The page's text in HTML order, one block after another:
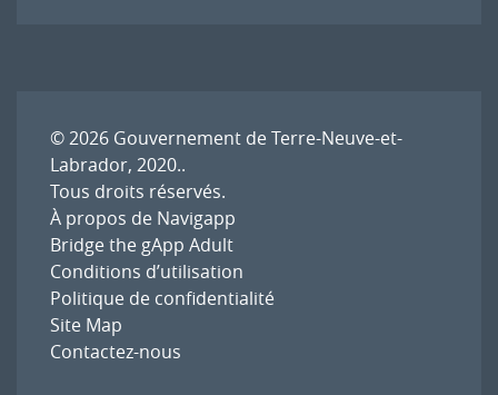
© 2026 Gouvernement de Terre-Neuve-et-
Labrador, 2020..
Tous droits réservés.
À propos de Navigapp
Bridge the gApp Adult
Conditions d’utilisation
Politique de confidentialité
Site Map
Contactez-nous